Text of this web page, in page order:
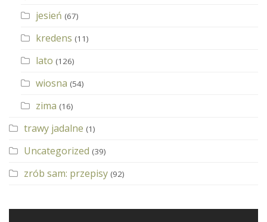
jesień (67)
kredens (11)
lato (126)
wiosna (54)
zima (16)
trawy jadalne (1)
Uncategorized (39)
zrób sam: przepisy (92)